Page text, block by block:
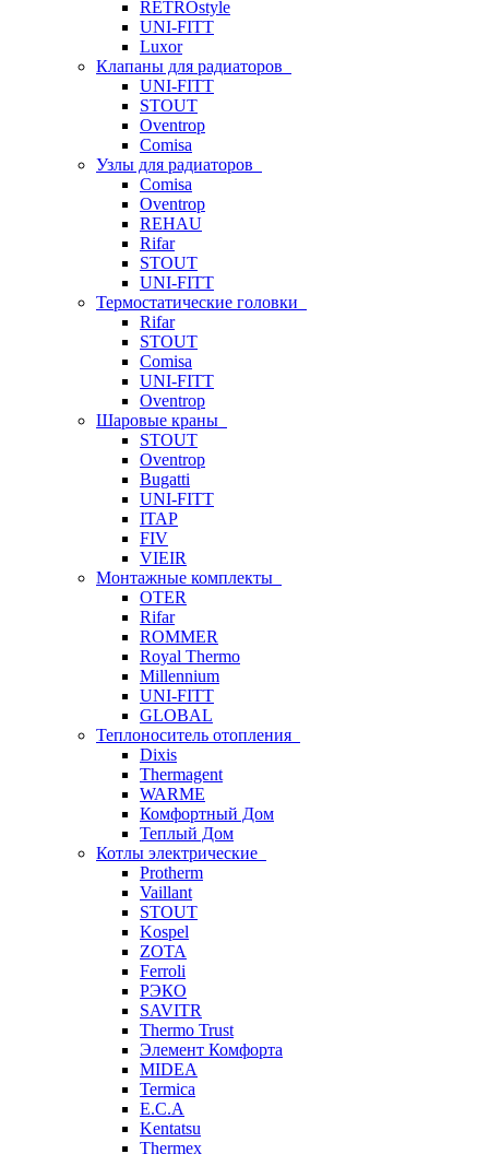
RETROstyle
UNI-FITT
Luxor
Клапаны для радиаторов
UNI-FITT
STOUT
Oventrop
Comisa
Узлы для радиаторов
Comisa
Oventrop
REHAU
Rifar
STOUT
UNI-FITT
Термостатические головки
Rifar
STOUT
Comisa
UNI-FITT
Oventrop
Шаровые краны
STOUT
Oventrop
Bugatti
UNI-FITT
ITAP
FIV
VIEIR
Монтажные комплекты
OTER
Rifar
ROMMER
Royal Thermo
Millennium
UNI-FITT
GLOBAL
Теплоноситель отопления
Dixis
Thermagent
WARME
Комфортный Дом
Теплый Дом
Котлы электрические
Protherm
Vaillant
STOUT
Kospel
ZOTA
Ferroli
РЭКО
SAVITR
Thermo Trust
Элемент Комфорта
MIDEA
Termica
E.C.A
Kentatsu
Thermex